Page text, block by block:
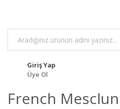
Giriş Yap
Üye Ol
French